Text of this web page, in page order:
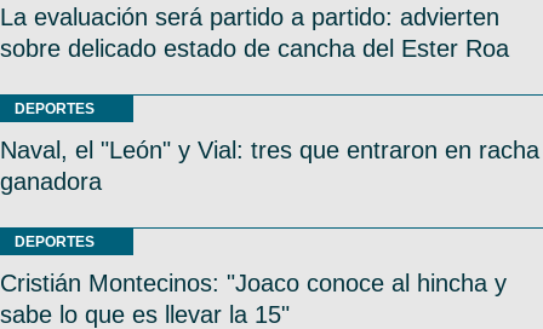
La evaluación será partido a partido: advierten
sobre delicado estado de cancha del Ester Roa
DEPORTES
Naval, el "León" y Vial: tres que entraron en racha
ganadora
DEPORTES
Cristián Montecinos: "Joaco conoce al hincha y
sabe lo que es llevar la 15"